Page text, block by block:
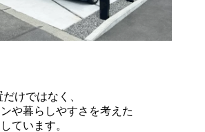
けではなく、
や暮らしやすさを考えた
ています。